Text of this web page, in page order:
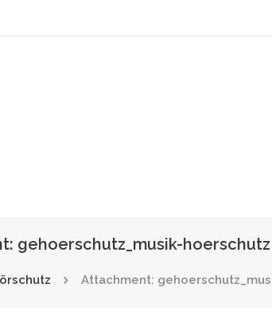
gehoerschutz_musik-hoerschutz
Attachment: